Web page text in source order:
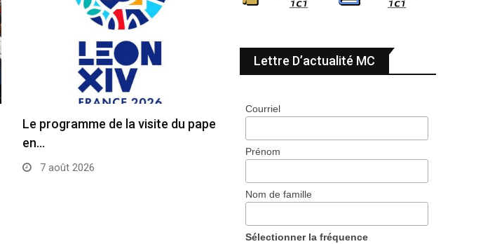
Le programme de la visite du pape
en…
7 août 2026
Lettre D’actualité MC
Courriel
Prénom
Nom de famille
Sélectionner la fréquence